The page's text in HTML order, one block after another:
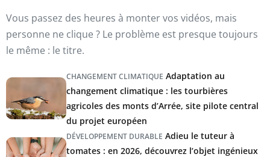
Vous passez des heures à monter vos vidéos, mais
personne ne clique ? Le problème est presque toujours
le même : le titre.
CHANGEMENT CLIMATIQUE Adaptation au
changement climatique : les tourbières
agricoles des monts d’Arrée, site pilote central
du projet européen
DÉVELOPPEMENT DURABLE Adieu le tuteur à
tomates : en 2026, découvrez l’objet ingénieux